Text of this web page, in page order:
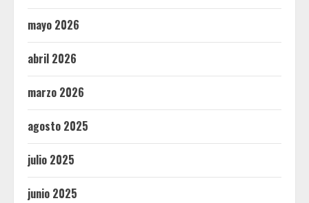
mayo 2026
abril 2026
marzo 2026
agosto 2025
julio 2025
junio 2025